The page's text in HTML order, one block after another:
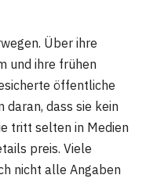
Über ihre
und ihre frühen
öffentliche
dass sie kein
tritt selten in Medien
preis. Viele
nicht alle Angaben